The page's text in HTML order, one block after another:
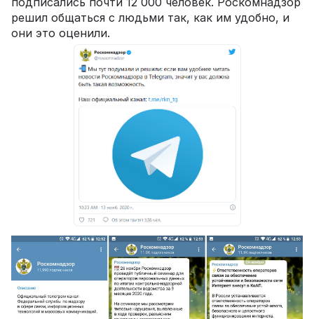
решил общаться с людьми так, как им удобно, и
они это оценили.